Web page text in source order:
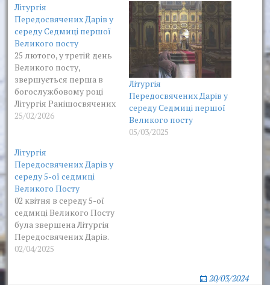
Літургія
Передосвячених Дарів у
середу Седмиці першої
Великого посту
25 лютого, у третій день
Великого посту,
звершується перша в
богослужбовому році
Літургія Ранішосвячених
Дарів. Богослужіння
братії. Літургія
Ранішосвячених Дарів є
особливим
богослужінням, яке
звершується тільки в
Великий піст по середах
і п’ятницях, в четвер 5-ї
седмиці посту (Стояння
Марії Єгипетської) та в
25/02/2026
Літургія
Передосвячених Дарів у
середу Седмиці першої
Великого посту
05/03/2025
Літургія
Передосвячених Дарів у
середу 5-ої седмиці
Великого Посту
02 квітня в середу 5-ої
седмиці Великого Посту
була звершена Літургія
Передосвячених Дарів.
02/04/2025
20/03/2024